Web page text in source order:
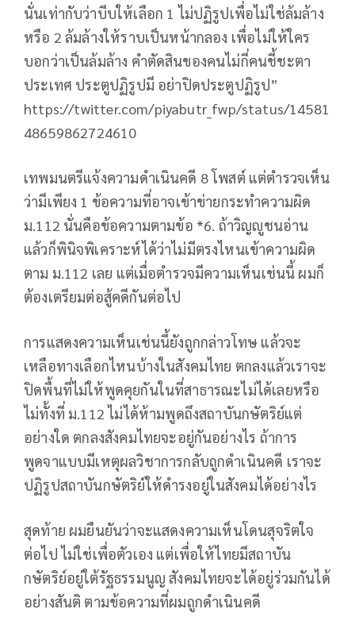
นั่นเท่ากับว่าบีบให้เลือก 1 ไม่ปฏิรูปเพื่อไม่ใช่ล้มล้าง
หรือ 2 ล้มล้างให้ราบเป็นหน้ากลอง เพื่อไม่ให้ใคร
บอกว่าเป็นล้มล้าง คำตัดสินของคนไม่กี่คนชี้ชะตา
ประเทศ ประตูปฏิรูปมี อย่าปิดประตูปฏิรูป”
https://twitter.com/piyabutr_fwp/status/14581
48659862724610
เทพมนตรีแจ้งความดำเนินคดี 8 โพสต์ แต่ตำรวจเห็น
ว่ามีเพียง 1 ข้อความที่อาจเข้าข่ายกระทำความผิด
ม.112 นั่นคือข้อความตามข้อ *6. ถ้าวิญญูชนอ่าน
แล้วก็พินิจพิเคราะห์ได้ว่าไม่มีตรงไหนเข้าความผิด
ตาม ม.112 เลย แต่เมื่อตำรวจมีความเห็นเช่นนี้ ผมก็
ต้องเตรียมต่อสู้คดีกันต่อไป
การแสดงความเห็นเช่นนี้ยังถูกกล่าวโทษ แล้วจะ
เหลือทางเลือกไหนบ้างในสังคมไทย ตกลงแล้วเราจะ
ปิดพื้นที่ไม่ให้พูดคุยกันในที่สาธารณะไม่ได้เลยหรือ
ไม่ทั้งที่ ม.112 ไม่ได้ห้ามพูดถึงสถาบันกษัตริย์แต่
อย่างใด ตกลงสังคมไทยจะอยู่กันอย่างไร ถ้าการ
พูดจาแบบมีเหตุผลวิชาการกลับถูกดำเนินคดี เราจะ
ปฏิรูปสถาบันกษัตริย์ให้ดำรงอยู่ในสังคมได้อย่างไร
สุดท้าย ผมยืนยันว่าจะแสดงความเห็นโดนสุจริตใจ
ต่อไป ไม่ใช่เพื่อตัวเอง แต่เพื่อให้ไทยมีสถาบัน
กษัตริย์อยู่ใต้รัฐธรรมนูญ สังคมไทยจะได้อยู่ร่วมกันได้
อย่างสันติ ตามข้อความที่ผมถูกดำเนินคดี